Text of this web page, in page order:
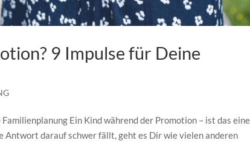
9 Impulse für Deine
Ein Kind während der Promotion – ist das eine
Antwort darauf schwer fällt, geht es Dir wie vielen anderen